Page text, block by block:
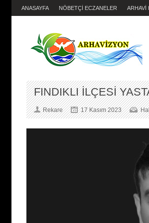
ANASAYFA NÖBETÇİ ECZANELER ARHAVİ
FINDIKLI İLÇESİ
Rekare 17 Kasım 2023